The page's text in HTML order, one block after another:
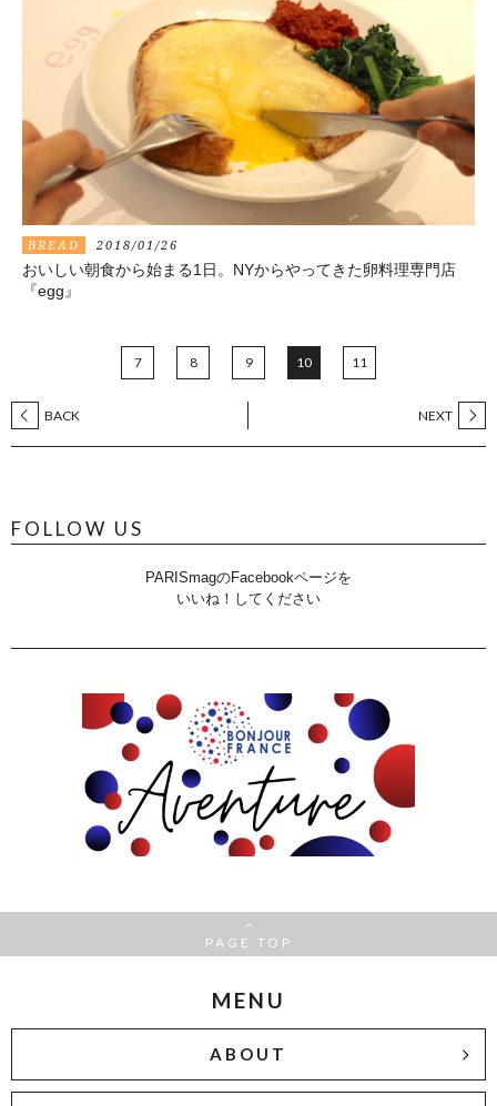
BREAD 2018/01/26
おいしい朝食から始まる1日。NYからやってきた卵料理専門店
『egg』
BACK
7 8 9 10 11
NEXT
FOLLOW US
PARISmagのFacebookページを
いいね！してください
PAGE TOP
MENU
ABOUT